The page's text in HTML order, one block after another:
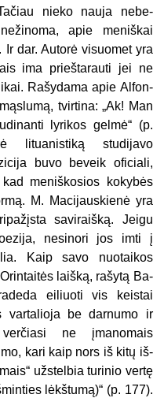
nieko nauja nebe­
apie meniškai
dar. Autorė visuomet yra
ima prieštarauti jei ne
Rašydama apie Alfon­
tvirtina: „Ak! Man
lyrikos gelmė“ (p.
lituanis­tiką studijavo
buvo beveik oficiali,
me­niškosios kokybės
M. Macijauskienė yra
saviraišką. Jeigu
nesinori jos imti į
Kaip savo nuotaikos
laišką, rašytą Ba­
ei­liuoti vis keistai
vartalioja be darnumo ir
ne­ įmanomais
kari kaip nors iš kitų iš­
užstelbia turinio vertę
lėkštumą)“ (p. 177).